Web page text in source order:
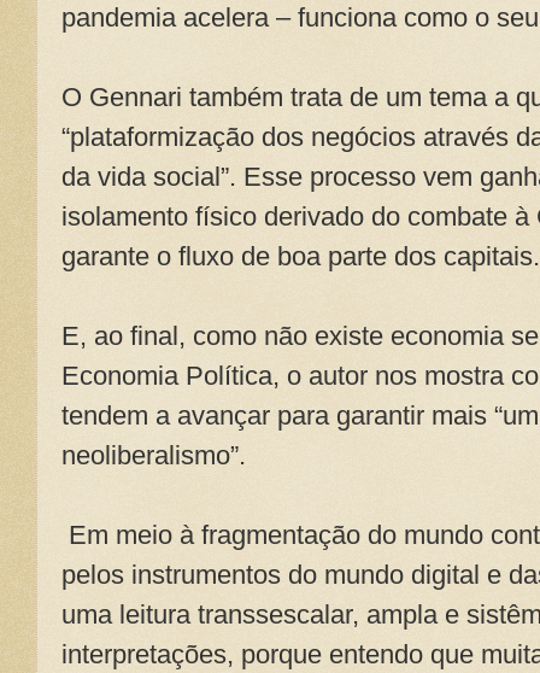
pandemia acelera – funciona como o seu
O Gennari também trata de um tema a
“plataformização dos negócios através
da vida social”. Esse processo vem
isolamento físico derivado do combate
garante o fluxo de boa parte dos capitais.
E, ao final, como não existe economia
Economia Política, o autor nos mostra
tendem a avançar para garantir mais
neoliberalismo”.
Em meio à fragmentação do mundo
pelos instrumentos do mundo digital e
uma leitura transsescalar, ampla e
interpretações, porque entendo que